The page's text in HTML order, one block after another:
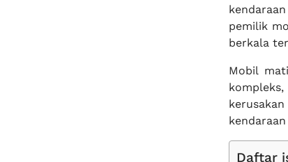
pemilik
berkala
Mobil
Daftar